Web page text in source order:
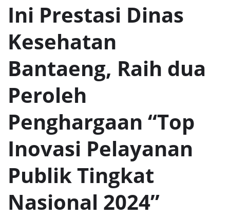
Ini Prestasi Dinas
Kesehatan
Bantaeng, Raih dua
Peroleh
Penghargaan “Top
Inovasi Pelayanan
Publik Tingkat
Nasional 2024”